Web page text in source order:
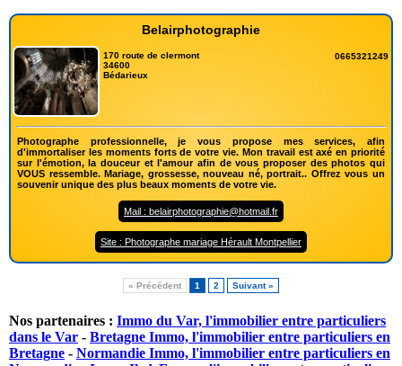
Belairphotographie
170 route de clermont
34600
Bédarieux
0665321249
Photographe professionnelle, je vous propose mes services, afin
d'immortaliser les moments forts de votre vie. Mon travail est axé en priorité
sur l'émotion, la douceur et l'amour afin de vous proposer des photos qui
VOUS ressemble. Mariage, grossesse, nouveau né, portrait.. Offrez vous un
souvenir unique des plus beaux moments de votre vie.
Mail : belairphotographie@hotmail.fr
Site : Photographe mariage Hérault Montpellier
« Précédent 1 2 Suivant »
Nos partenaires : Immo du Var, l'immobilier entre particuliers
dans le Var - Bretagne Immo, l'immobilier entre particuliers en
Bretagne - Normandie Immo, l'immobilier entre particuliers en